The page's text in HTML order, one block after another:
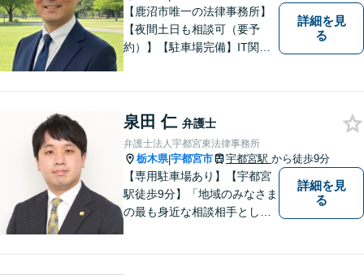
【鹿沼市唯一の法律事務所】
【夜間土日も相談可（要予
約）】【駐車場完備】IT関連
せ下さい。
詳細を見
る
泉田 仁 弁護士
弁護士法人宇都宮東法律事務所
栃木県|宇都宮市 宇都宮駅 から徒歩9分
【専用駐車場あり】【宇都宮
駅徒歩9分】「地域のみなさま
の最も身近な相談相手として
詳細を見
る